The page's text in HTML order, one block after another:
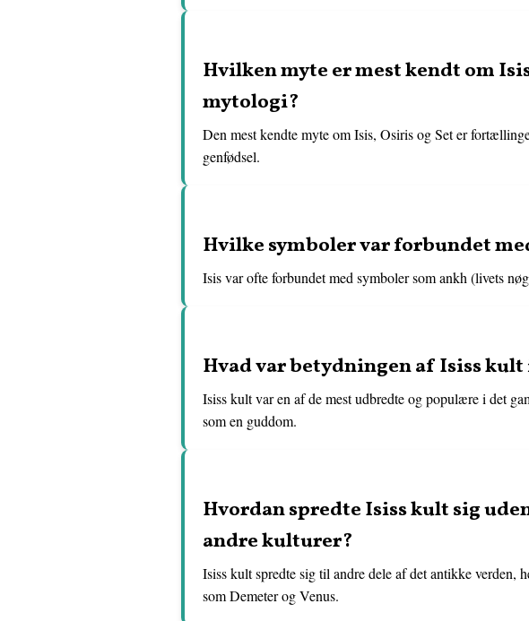
Hvilken myte er mest kendt om
mytologi?
Den mest kendte myte om Isis, Osiris og Set er
genfødsel.
Hvilke symboler var forbundet
Isis var ofte forbundet med symboler som ankh (livets
Hvad var betydningen af Isiss
Isiss kult var en af de mest udbredte og populære i det
som en guddom.
Hvordan spredte Isiss kult sig
andre kulturer?
Isiss kult spredte sig til andre dele af det antikke
som Demeter og Venus.